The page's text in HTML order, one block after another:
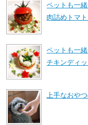
ペットも一
肉詰めトマ
ペットも一
チキンディ
上手なおや